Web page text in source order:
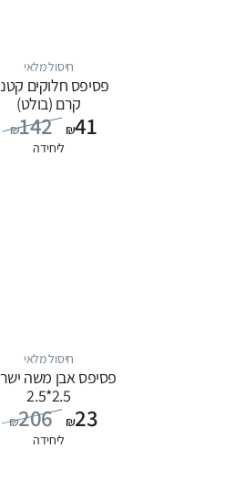
חיסול מלאי
פסיפס חלוקים
קרם (בולט)
₪142 ₪41
ליחידה
חיסול מלאי
פסיפס אבן משה
2.5*2.5
₪206 ₪23
ליחידה